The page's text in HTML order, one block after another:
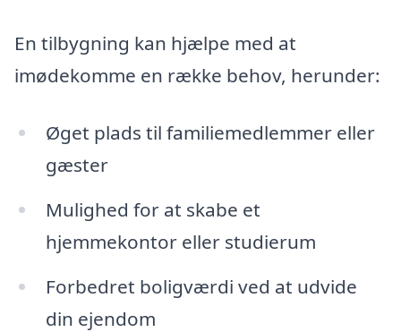
En tilbygning kan hjælpe med at
imødekomme en række behov, herunder:
Øget plads til familiemedlemmer eller
gæster
Mulighed for at skabe et
hjemmekontor eller studierum
Forbedret boligværdi ved at udvide
din ejendom